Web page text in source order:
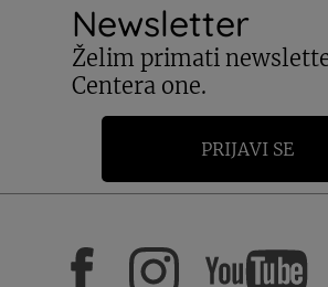
Newsletter
Želim primati
Centera one.
PRIJAVI SE